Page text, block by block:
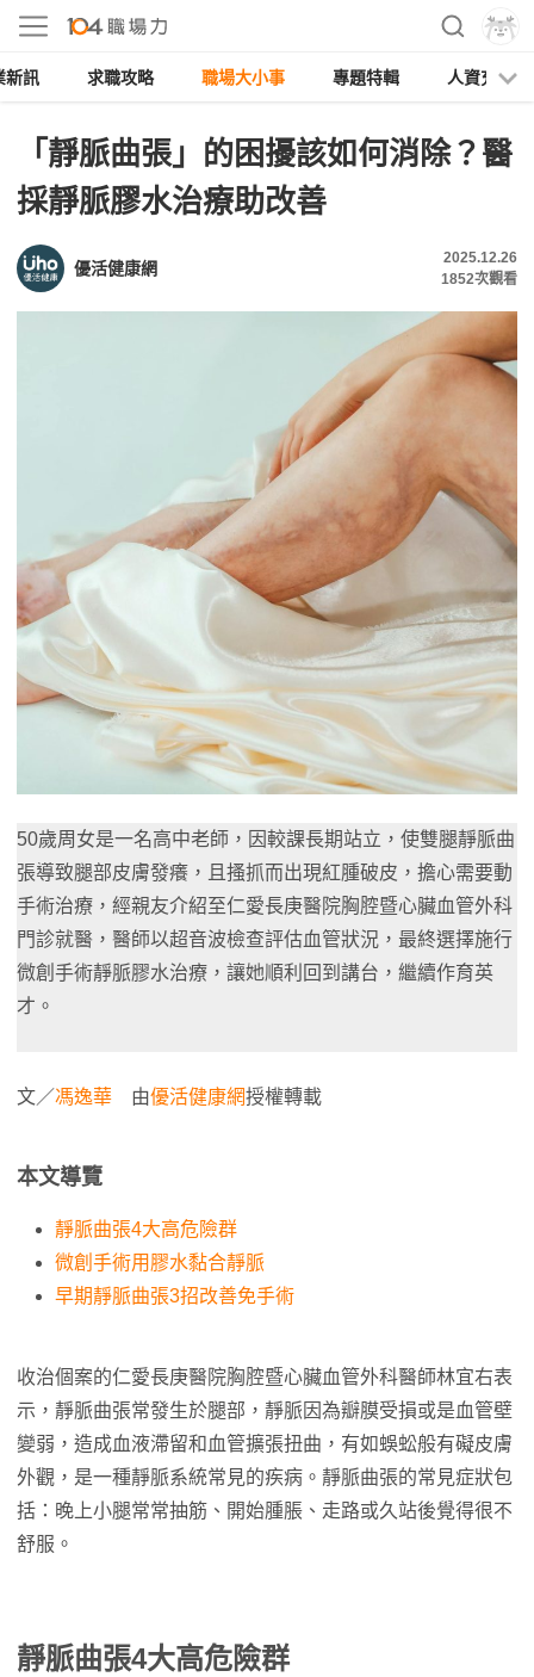
新訊 求職攻略 職場大小事 專題特輯 人資充電
「靜脈曲張」的困擾該如何消除？醫
採靜脈膠水治療助改善
優活健康網
2025.12.26
1852次觀看
50歲周女是一名高中老師，因較課長期站立，使雙腿靜脈曲
張導致腿部皮膚發癢，且搔抓而出現紅腫破皮，擔心需要動
手術治療，經親友介紹至仁愛長庚醫院胸腔暨心臟血管外科
門診就醫，醫師以超音波檢查評估血管狀況，最終選擇施行
微創手術靜脈膠水治療，讓她順利回到講台，繼續作育英
才。
文／馮逸華 由優活健康網授權轉載
本文導覽
靜脈曲張4大高危險群
微創手術用膠水黏合靜脈
早期靜脈曲張3招改善免手術
收治個案的仁愛長庚醫院胸腔暨心臟血管外科醫師林宜右表
示，靜脈曲張常發生於腿部，靜脈因為瓣膜受損或是血管壁
變弱，造成血液滯留和血管擴張扭曲，有如蜈蚣般有礙皮膚
外觀，是一種靜脈系統常見的疾病。靜脈曲張的常見症狀包
括：晚上小腿常常抽筋、開始腫脹、走路或久站後覺得很不
舒服。
靜脈曲張4大高危險群